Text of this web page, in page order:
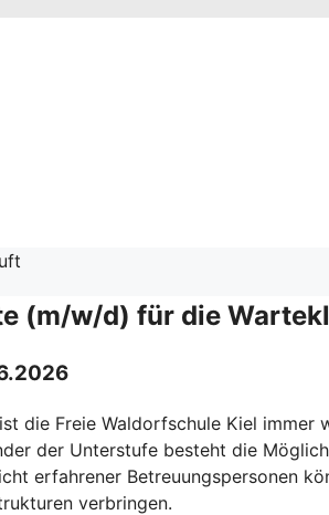
(m/w/d) für die
die Freie Waldorfschule Kiel
der Unterstufe besteht die
erfahrener Betreuungspersonen
verbringen.